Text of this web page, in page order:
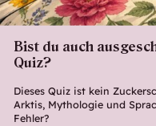
Bist du auch
Quiz?
Dieses Quiz ist kein
Arktis, Mythologie und
Fehler?